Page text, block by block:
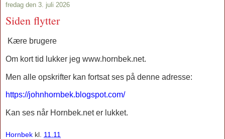
fredag den 3. juli 2026
Siden flytter
Kære brugere
Om kort tid lukker jeg www.hornbek.net.
Men alle opskrifter kan fortsat ses på denne adresse:
https://johnhornbek.blogspot.com/
Kan ses når Hornbek.net er lukket.
Hornbek kl. 11.11